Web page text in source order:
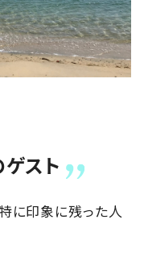
スト
に印象に残った人